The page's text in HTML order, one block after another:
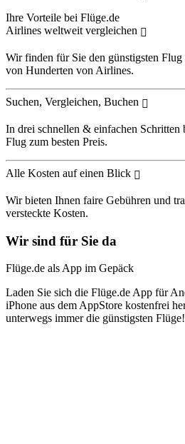
Ihre Vorteile bei Flüge.de
Airlines weltweit vergleichen
Wir finden für Sie den günstigsten
von Hunderten von Airlines.
Suchen, Vergleichen, Buchen
In drei schnellen & einfachen Schritten
Flug zum besten Preis.
Alle Kosten auf einen Blick
Wir bieten Ihnen faire Gebühren und
versteckte Kosten.
Wir sind für Sie da
Flüge.de als App im Gepäck
Laden Sie sich die Flüge.de App für
iPhone aus dem AppStore kostenfrei
unterwegs immer die günstigsten Flüge!